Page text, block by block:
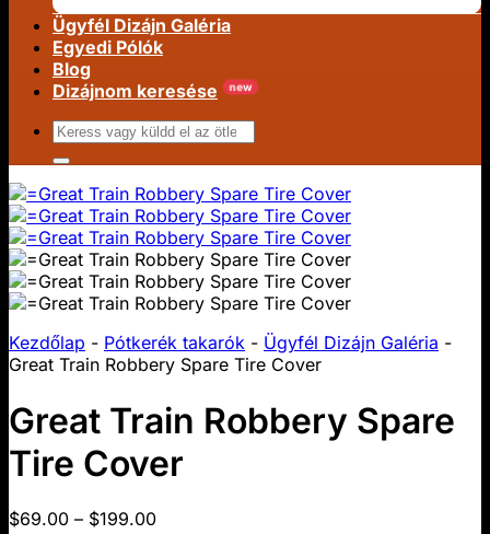
Ügyfél Dizájn Galéria
Egyedi Pólók
Blog
Dizájnom keresése
Keresés:
Kezdőlap - Pótkerék takarók - Ügyfél Dizájn Galéria -
Great Train Robbery Spare Tire Cover
Great Train Robbery Spare
Tire Cover
$69.00 – $199.00Árkategória: